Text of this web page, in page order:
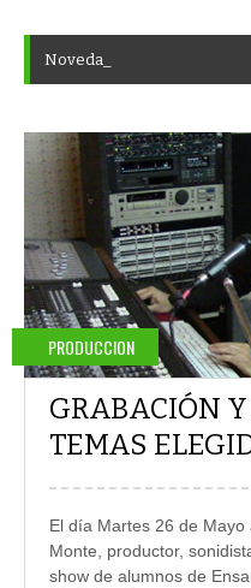
Noveda
PRODUCCION
GRABACIÓN Y
TEMAS
El día Martes 26 de
Monte, productor,
show de alumnos de